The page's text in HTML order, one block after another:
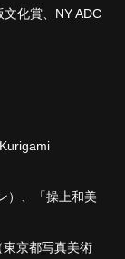
化賞、NY ADC
）、「操上和美
東京都写真美術